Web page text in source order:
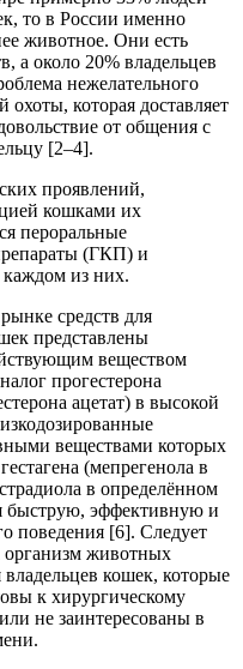
то в России именно
животное. Они есть
а около 20% владельцев
нежелательного
которая доставляет
от общения с
[2–4].
проявлений,
кошками их
пероральные
(ГКП) и
каждом из них.
средств для
представлены
веществом
прогестерона
ацетат) в высокой
веществами которых
(мепрегенола в
в определённом
быструю, эффективную и
поведения [6]. Следует
организм животных
кошек, которые
к хирургическому
не заинтересованы в